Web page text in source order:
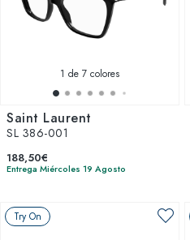
1 de 7 colores
Saint Laurent
SL 386-001
188,50€
Entrega Miércoles 19 Agosto
Try On